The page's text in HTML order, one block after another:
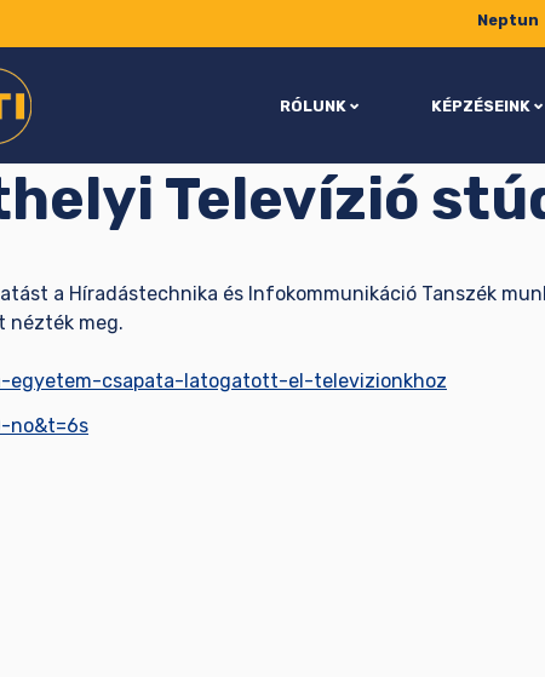
Neptun
RÓLUNK KÉPZÉSEINK
Televízió
a Híradástechnika és Infokommunikáció Tanszék
nézték meg.
csapata-latogatott-el-televizionkhoz
no&t=6s